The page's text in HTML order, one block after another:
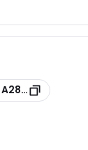
A28381030